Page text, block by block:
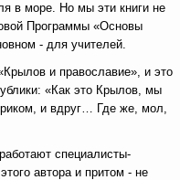
в море. Но мы эти книги не
Программы «Основы
- для учителей.
и православие», и это
«Как это Крылов, мы
и вдруг… Где же, мол,
специалисты-
автора и притом - не